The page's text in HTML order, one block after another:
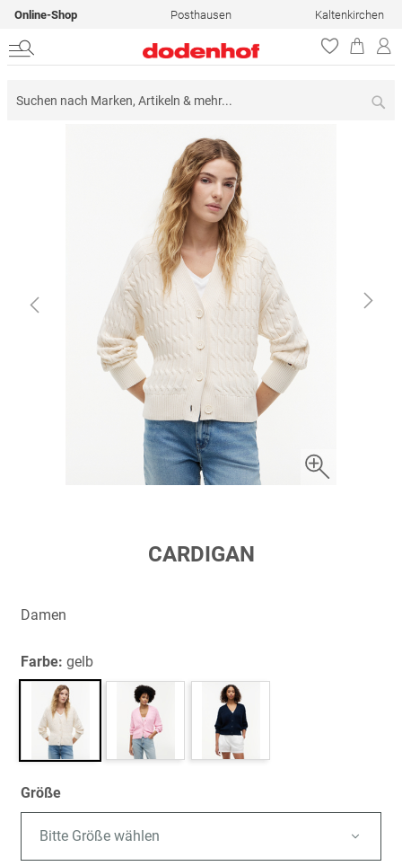
Online-Shop Posthausen Kaltenkirchen
springen
CARDIGAN
Damen
Farbe: gelb
Größe
Bitte Größe wählen